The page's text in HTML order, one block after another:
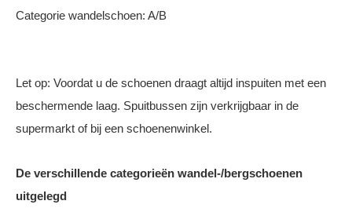
Categorie wandelschoen: A/B
Let op: Voordat u de schoenen draagt altijd inspuiten met een
beschermende laag. Spuitbussen zijn verkrijgbaar in de
supermarkt of bij een schoenenwinkel.
De verschillende categorieën wandel-/bergschoenen
uitgelegd